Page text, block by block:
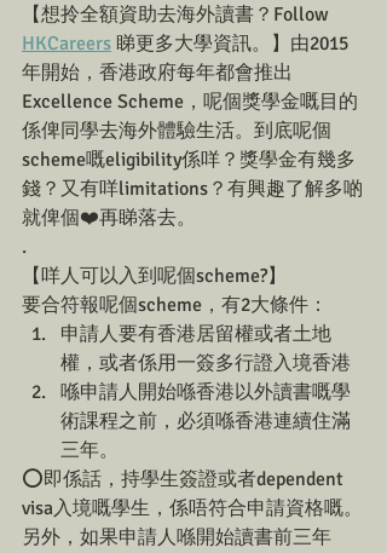
【想拎全額資助去海外讀書？Follow
HKCareers 睇更多大學資訊。】由2015
年開始，香港政府每年都會推出
Excellence Scheme，呢個獎學金嘅目的
係俾同學去海外體驗生活。到底呢個
scheme嘅eligibility係咩？獎學金有幾多
錢？又有咩limitations？有興趣了解多啲
就俾個❤️再睇落去。
.
【咩人可以入到呢個scheme?】
要合符報呢個scheme，有2大條件：
申請人要有香港居留權或者土地
權，或者係用一簽多行證入境香港
喺申請人開始喺香港以外讀書嘅學
術課程之前，必須喺香港連續住滿
三年。
⭕️即係話，持學生簽證或者dependent
visa入境嘅學生，係唔符合申請資格嘅。
另外，如果申請人喺開始讀書前三年